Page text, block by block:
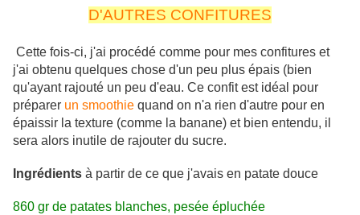
D'AUTRES CONFITURES
Cette fois-ci, j'ai procédé comme pour mes confitures et
j'ai obtenu quelques chose d'un peu plus épais (bien
qu'ayant rajouté un peu d'eau. Ce confit est idéal pour
préparer un smoothie quand on n'a rien d'autre pour en
épaissir la texture (comme la banane) et bien entendu, il
sera alors inutile de rajouter du sucre.
Ingrédients à partir de ce que j'avais en patate douce
860 gr de patates blanches, pesée épluchée